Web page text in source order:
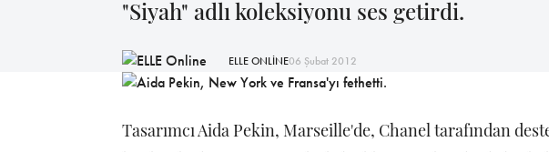
"Siyah" adlı koleksiyonu ses getirdi.
ELLE ONLİNE06 Şubat 2012
Tasarımcı Aida Pekin, Marseille'de, Chanel tarafından